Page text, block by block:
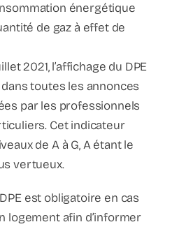
énergétique
de gaz à effet de
2021, l’affichage du DPE
toutes les annonces
par les professionnels
Cet indicateur
de A à G, A étant le
vertueux.
est obligatoire en cas
logement afin d’informer